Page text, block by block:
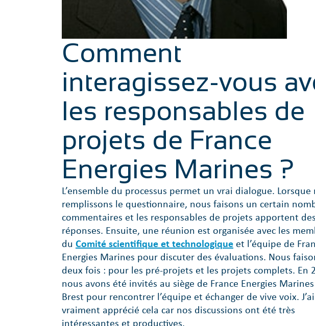
Comment
interagissez-vous
les responsables de
projets de France
Energies Marines ?
L’ensemble du processus permet un vrai dialogue. Lorsque
remplissons le questionnaire, nous faisons un certain
commentaires et les responsables de projets apportent des
réponses. Ensuite, une réunion est organisée avec les
du Comité scientifique et technologiqueet l’équipe de
Energies Marines pour discuter des évaluations. Nous
deux fois : pour les pré-projets et les projets complets. En
nous avons été invités au siège de France Energies
Brest pour rencontrer l’équipe et échanger de vive voix. J’ai
vraiment apprécié cela car nos discussions ont été très
intéressantes et productives.